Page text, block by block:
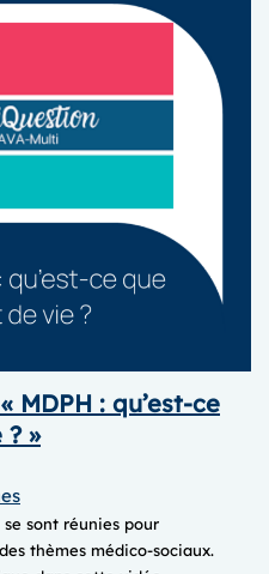
MDPH : qu’est-ce
»
se sont réunies pour
thèmes médico-sociaux.